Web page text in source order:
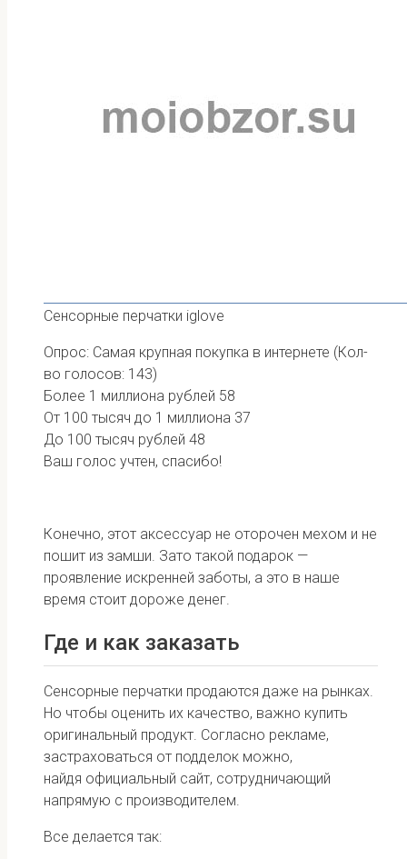
Сенсорные перчатки iglove
Опрос: Самая крупная покупка в интернете (Кол-
во голосов: 143)
Более 1 миллиона рублей 58
От 100 тысяч до 1 миллиона 37
До 100 тысяч рублей 48
Ваш голос учтен, спасибо!
Конечно, этот аксессуар не оторочен мехом и не
пошит из замши. Зато такой подарок —
проявление искренней заботы, а это в наше
время стоит дороже денег.
Где и как заказать
Сенсорные перчатки продаются даже на рынках.
Но чтобы оценить их качество, важно купить
оригинальный продукт. Согласно рекламе,
застраховаться от подделок можно,
найдя официальный сайт, сотрудничающий
напрямую с производителем.
Все делается так: